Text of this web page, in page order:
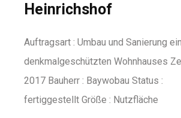
Heinrichshof
Auftragsart : Umbau und Sanierung
denkmalgeschützten Wohnhauses
2017 Bauherr : Baywobau Status :
fertiggestellt Größe : Nutzfläche